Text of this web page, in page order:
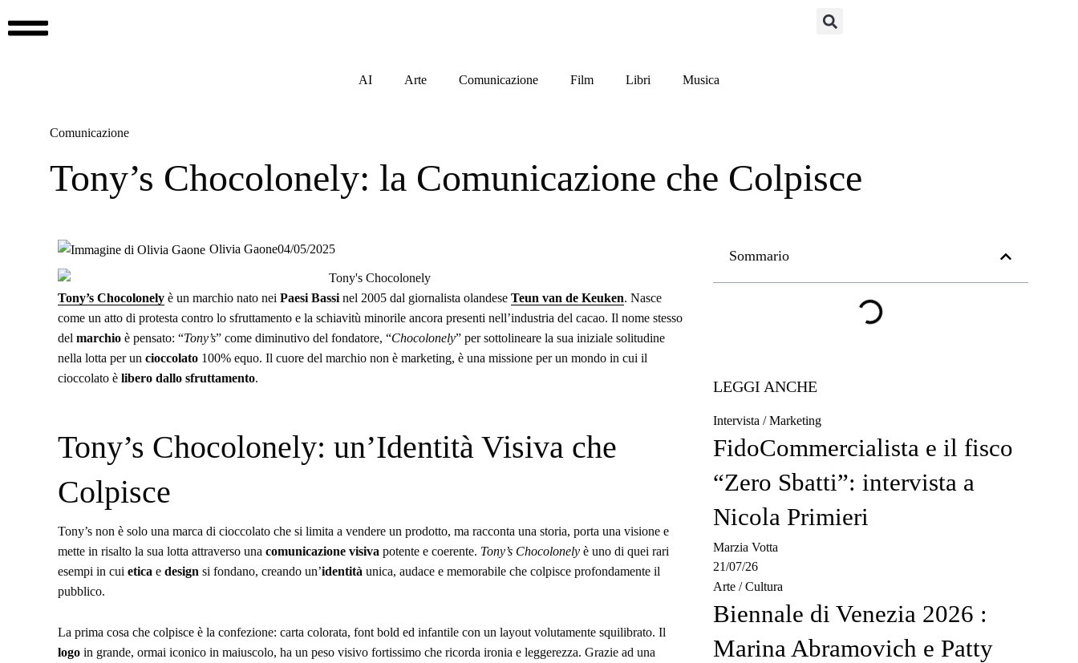
AI Arte Comunicazione Film Libri Musica
Comunicazione
Tony’s Chocolonely: la Comunicazione che Colpisce
Olivia Gaone04/05/2025
Tony’s Chocolonely è un marchio nato nei Paesi Bassi nel 2005 dal giornalista olandese Teun van de Keuken. Nasce
come un atto di protesta contro lo sfruttamento e la schiavitù minorile ancora presenti nell’industria del cacao. Il nome stesso
del marchio è pensato: “Tony’s” come diminutivo del fondatore, “Chocolonely” per sottolineare la sua iniziale solitudine
nella lotta per un cioccolato 100% equo. Il cuore del marchio non è marketing, è una missione per un mondo in cui il
cioccolato è libero dallo sfruttamento.
Tony’s Chocolonely: un’Identità Visiva che
Colpisce
Tony’s non è solo una marca di cioccolato che si limita a vendere un prodotto, ma racconta una storia, porta una visione e
mette in risalto la sua lotta attraverso una comunicazione visiva potente e coerente. Tony’s Chocolonely è uno di quei rari
esempi in cui etica e design si fondano, creando un’identità unica, audace e memorabile che colpisce profondamente il
pubblico.
La prima cosa che colpisce è la confezione: carta colorata, font bold ed infantile con un layout volutamente squilibrato. Il
logo in grande, ormai iconico in maiuscolo, ha un peso visivo fortissimo che ricorda ironia e leggerezza. Grazie ad una
Sommario
LEGGI ANCHE
Intervista / Marketing
FidoCommercialista e il fisco
“Zero Sbatti”: intervista a
Nicola Primieri
Marzia Votta
21/07/26
Arte / Cultura
Biennale di Venezia 2026 :
Marina Abramovich e Patty